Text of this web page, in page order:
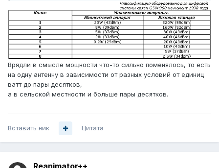
Врядли в смысле мощности что-то сильно поменялось, то есть
на одну антенну в зависимости от разных условий от единиц
ватт до пары десятков,
а в сельской местности и больше пары десятков.
Вставить ник Цитата